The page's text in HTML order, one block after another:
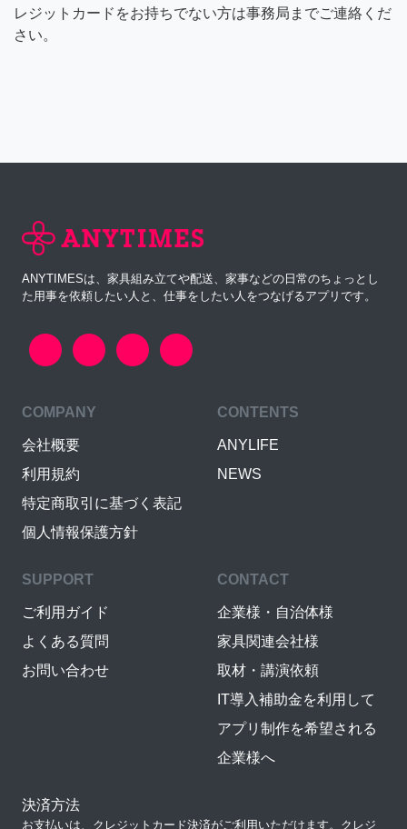
レジットカードをお持ちでない方は事務局までご連絡くだ
さい。
ANYTIMESは、家具組み立てや配送、家事などの日常のちょっとし
た用事を依頼したい人と、仕事をしたい人をつなげるアプリです。
COMPANY
会社概要
利用規約
特定商取引に基づく表記
個人情報保護方針
CONTENTS
ANYLIFE
NEWS
SUPPORT
ご利用ガイド
よくある質問
お問い合わせ
CONTACT
企業様・自治体様
家具関連会社様
取材・講演依頼
IT導入補助金を利用して
アプリ制作を希望される
企業様へ
決済方法
お支払いは、クレジットカード決済がご利用いただけます。クレジ